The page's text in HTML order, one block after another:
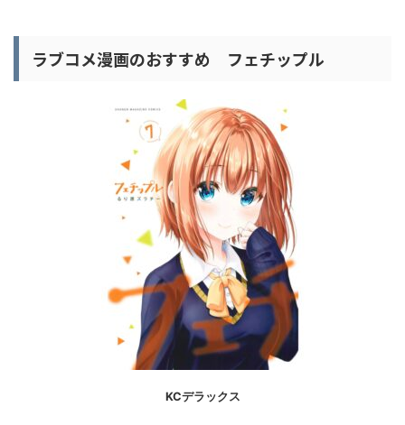
ラブコメ漫画のおすすめ フェチップル
KCデラックス